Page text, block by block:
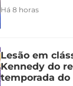
Há 8 horas
Lesão em
Kennedy do
temporada